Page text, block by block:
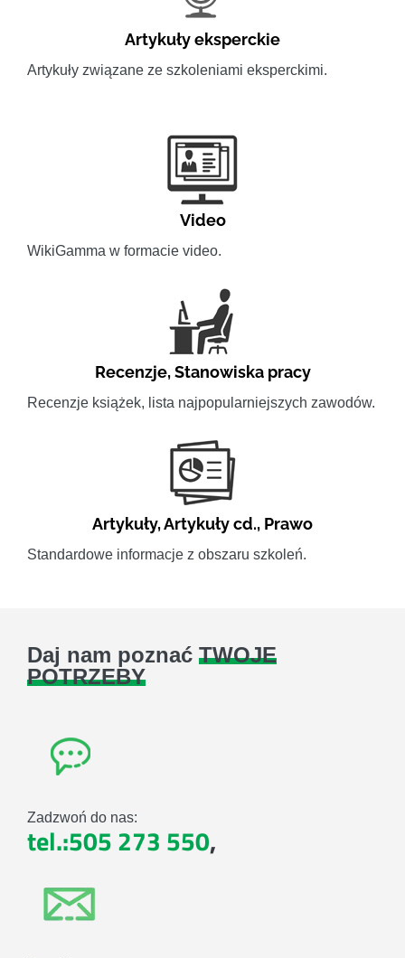
Artykuły eksperckie
Artykuły związane ze szkoleniami eksperckimi.
Video
WikiGamma w formacie video.
Recenzje,Stanowiska pracy
Recenzje książek, lista najpopularniejszych zawodów.
Artykuły,Artykuły cd., Prawo
Standardowe informacje z obszaru szkoleń.
Daj nam poznać TWOJE
POTRZEBY
Zadzwoń do nas:
tel.:505 273 550,